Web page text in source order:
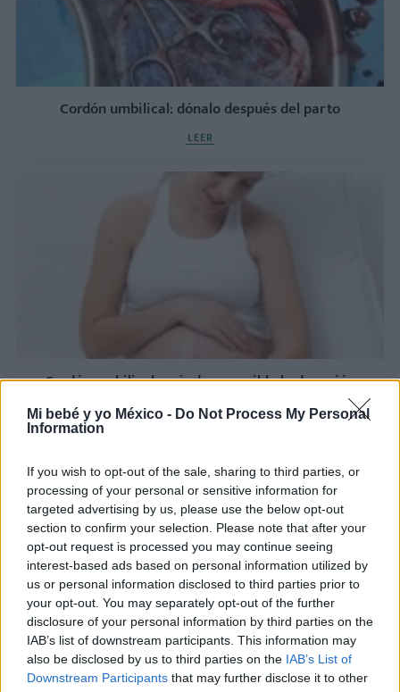
Mi bebé y yo México - Do Not Process My Personal
Information
If you wish to opt-out of the sale, sharing to third parties, or
processing of your personal or sensitive information for
targeted advertising by us, please use the below opt-out
section to confirm your selection. Please note that after your
opt-out request is processed you may continue seeing
interest-based ads based on personal information utilized by
us or personal information disclosed to third parties prior to
your opt-out. You may separately opt-out of the further
disclosure of your personal information by third parties on the
IAB’s list of downstream participants. This information may
also be disclosed by us to third parties on the IAB’s List of
Downstream Participants that may further disclose it to other
Cordón umbilical: dónalo después del parto
LEER
Cordón umbilical: cuándo es posible la donación
LEER
Causas del retraso del parto
LEER